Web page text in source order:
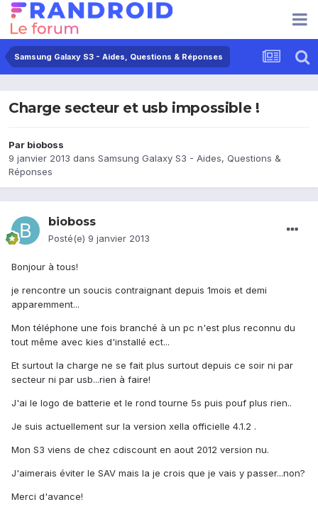
Samsung Galaxy S3 - Aides, Questions & Réponses
Charge secteur et usb impossible !
Par bioboss
9 janvier 2013 dans Samsung Galaxy S3 - Aides, Questions &
Réponses
bioboss
Posté(e) 9 janvier 2013
Bonjour à tous!
je rencontre un soucis contraignant depuis 1mois et demi
apparemment...
Mon téléphone une fois branché à un pc n'est plus reconnu du
tout même avec kies d'installé ect...
Et surtout la charge ne se fait plus surtout depuis ce soir ni par
secteur ni par usb...rien à faire!
J'ai le logo de batterie et le rond tourne 5s puis pouf plus rien..
Je suis actuellement sur la version xella officielle 4.1.2 .
Mon S3 viens de chez cdiscount en aout 2012 version nu.
J'aimerais éviter le SAV mais la je crois que je vais y passer...non?
Merci d'avance!